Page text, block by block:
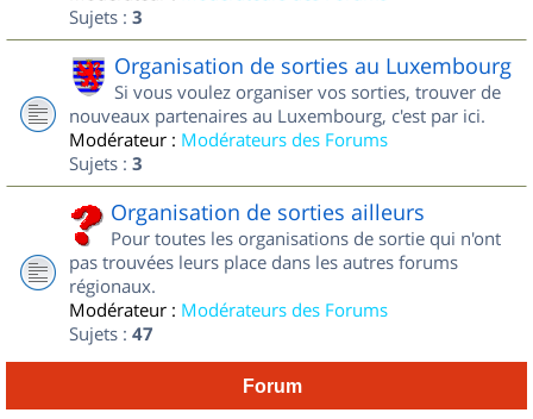
Sujets : 3
Organisation de sorties au Luxembourg
Si vous voulez organiser vos sorties, trouver de
nouveaux partenaires au Luxembourg, c'est par ici.
Modérateur : Modérateurs des Forums
Sujets : 3
Organisation de sorties ailleurs
Pour toutes les organisations de sortie qui n'ont
pas trouvées leurs place dans les autres forums
régionaux.
Modérateur : Modérateurs des Forums
Sujets : 47
Forum